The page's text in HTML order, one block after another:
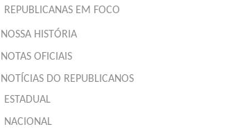
REPUBLICANAS EM FOCO
NOSSA HISTÓRIA
NOTAS OFICIAIS
NOTÍCIAS DO REPUBLICANOS
ESTADUAL
NACIONAL